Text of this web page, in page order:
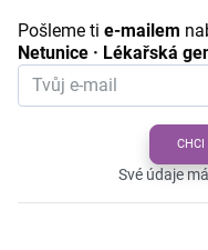
Pošleme ti e-mailem
Netunice · Lékařská
CHCI
Své údaje